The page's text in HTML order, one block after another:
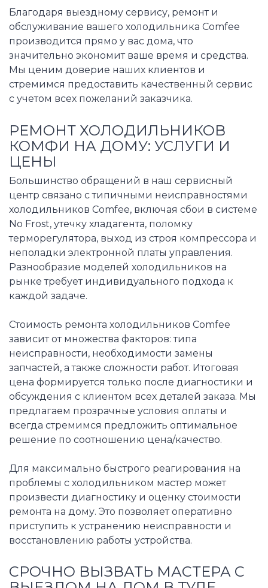
Благодаря выездному сервису, ремонт и
обслуживание вашего холодильника Comfee
производится прямо у вас дома, что
значительно экономит ваше время и средства.
Мы ценим доверие наших клиентов и
стремимся предоставить качественный сервис
с учетом всех пожеланий заказчика.
РЕМОНТ ХОЛОДИЛЬНИКОВ
КОМФИ НА ДОМУ: УСЛУГИ И
ЦЕНЫ
Большинство обращений в наш сервисный
центр связано с типичными неисправностями
холодильников Comfee, включая сбои в системе
No Frost, утечку хладагента, поломку
терморегулятора, выход из строя компрессора и
неполадки электронной платы управления.
Разнообразие моделей холодильников на
рынке требует индивидуального подхода к
каждой задаче.
Стоимость ремонта холодильников Comfee
зависит от множества факторов: типа
неисправности, необходимости замены
запчастей, а также сложности работ. Итоговая
цена формируется только после диагностики и
обсуждения с клиентом всех деталей заказа. Мы
предлагаем прозрачные условия оплаты и
всегда стремимся предложить оптимальное
решение по соотношению цена/качество.
Для максимально быстрого реагирования на
проблемы с холодильником мастер может
произвести диагностику и оценку стоимости
ремонта на дому. Это позволяет оперативно
приступить к устранению неисправности и
восстановлению работы устройства.
СРОЧНО ВЫЗВАТЬ МАСТЕРА С